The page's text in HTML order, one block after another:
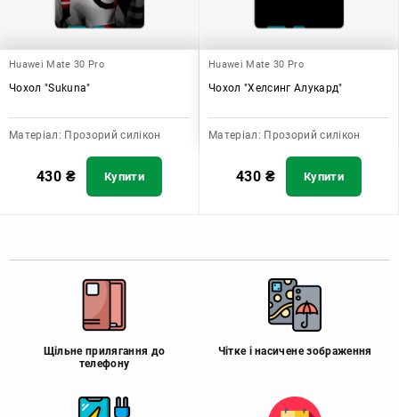
Huawei Mate 30 Pro
Чохол "Sukuna"
Матеріал: Прозорий силікон
430 ₴ Купити
Huawei Mate 30 Pro
Чохол "Хелсинг Алукард"
Матеріал: Прозорий силікон
430 ₴ Купити
Щільне прилягання до
телефону
Чітке і насичене зображення